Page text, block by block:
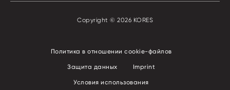
Copyright © 2026 KORES
Политика в отношении сookie-файлов
Защита данных
Imprint
Условия использования